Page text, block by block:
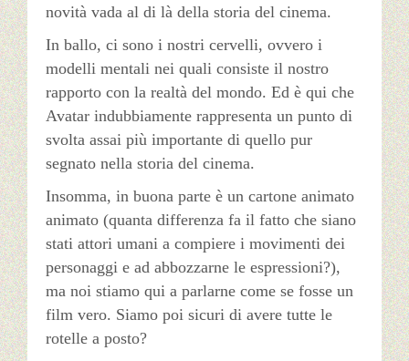
novità vada al di là della storia del cinema.
In ballo, ci sono i nostri cervelli, ovvero i
modelli mentali nei quali consiste il nostro
rapporto con la realtà del mondo. Ed è qui che
Avatar indubbiamente rappresenta un punto di
svolta assai più importante di quello pur
segnato nella storia del cinema.
Insomma, in buona parte è un cartone animato
animato (quanta differenza fa il fatto che siano
stati attori umani a compiere i movimenti dei
personaggi e ad abbozzarne le espressioni?),
ma noi stiamo qui a parlarne come se fosse un
film vero. Siamo poi sicuri di avere tutte le
rotelle a posto?